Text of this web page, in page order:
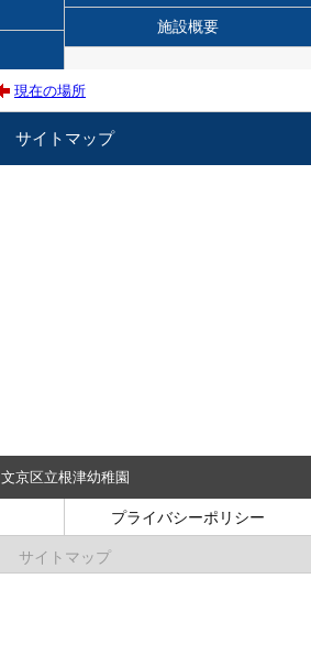
施設概要
現在の場所
サイトマップ
文京区立根津幼稚園
プライバシーポリシー
サイトマップ